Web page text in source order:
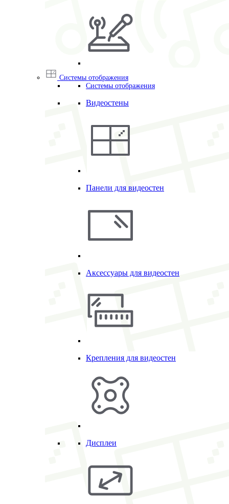
Системы отображения
Системы отображения
Видеостены
Панели для видеостен
Аксессуары для видеостен
Крепления для видеостен
Дисплеи